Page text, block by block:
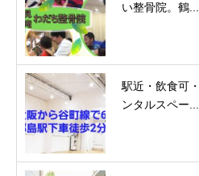
い整骨院。鶴...
駅近・飲食可
ンタルスペー...